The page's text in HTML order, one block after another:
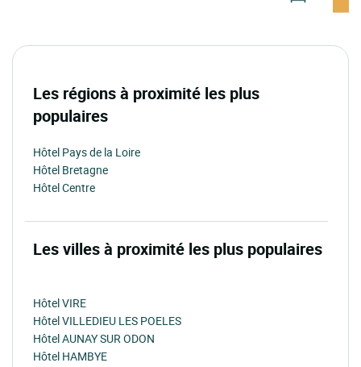
Les régions à proximité les plus
populaires
Hôtel Pays de la Loire
Hôtel Bretagne
Hôtel Centre
Les villes à proximité les plus populaires
Hôtel VIRE
Hôtel VILLEDIEU LES POELES
Hôtel AUNAY SUR ODON
Hôtel HAMBYE